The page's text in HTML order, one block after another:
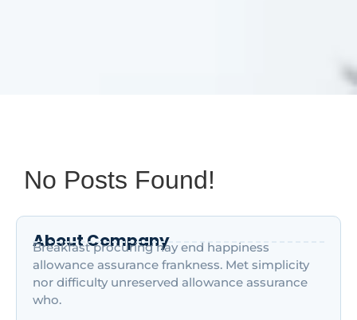
No Posts Found!
About Company
Breakfast procuring nay end happiness
allowance assurance frankness. Met simplicity
nor difficulty unreserved allowance assurance
who.